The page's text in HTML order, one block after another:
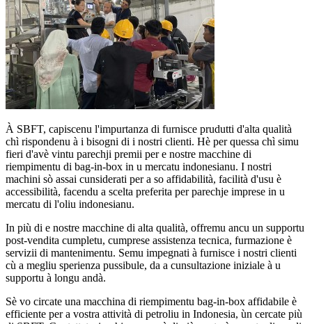
À SBFT, capiscenu l'impurtanza di furnisce prudutti d'alta qualità
chì rispondenu à i bisogni di i nostri clienti. Hè per quessa chì simu
fieri d'avè vintu parechji premii per e nostre macchine di
riempimentu di bag-in-box in u mercatu indonesianu. I nostri
machini sò assai cunsiderati per a so affidabilità, facilità d'usu è
accessibilità, facendu a scelta preferita per parechje imprese in u
mercatu di l'oliu indonesianu.
In più di e nostre macchine di alta qualità, offremu ancu un supportu
post-vendita cumpletu, cumprese assistenza tecnica, furmazione è
servizii di mantenimentu. Semu impegnati à furnisce i nostri clienti
cù a megliu sperienza pussibule, da a cunsultazione iniziale à u
supportu à longu andà.
Sè vo circate una macchina di riempimentu bag-in-box affidabile è
efficiente per a vostra attività di petroliu in Indonesia, ùn cercate più